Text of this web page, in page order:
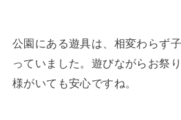
公園にある遊具は、相変わらず
っていました。遊びながらお祭
様がいても安心ですね。